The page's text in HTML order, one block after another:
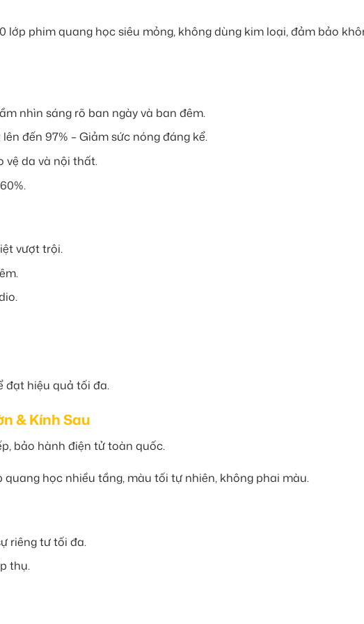
lớp phim quang học siêu mỏng, không dùng kim loại, đảm bảo
nhìn sáng rõ ban ngày và ban đêm.
đến 97% – Giảm sức nóng đáng kể.
vệ da và nội thất.
vượt trội.
đạt hiệu quả tối đa.
& Kính Sau
bảo hành điện tử toàn quốc.
quang học nhiều tầng, màu tối tự nhiên, không phai màu.
riêng tư tối đa.
thụ.